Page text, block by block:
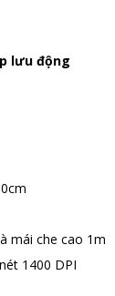
lưu động
mái che cao 1m
1400 DPI